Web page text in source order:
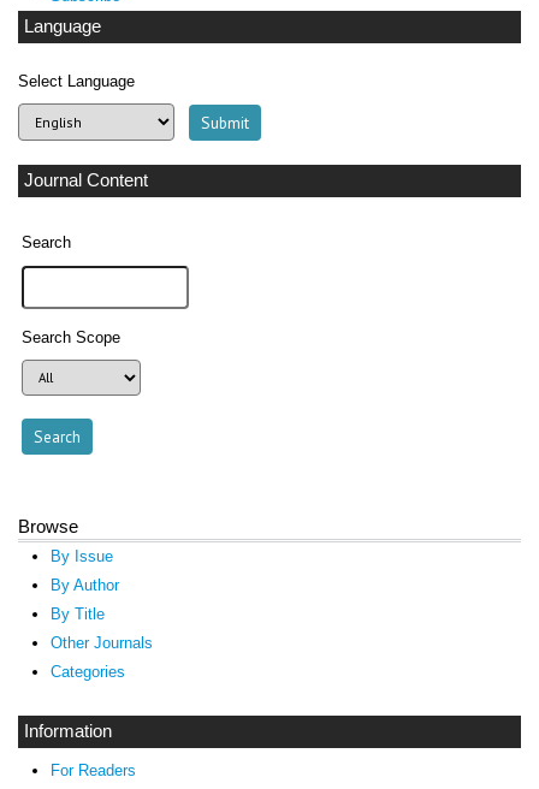
Language
Select Language
Journal Content
Search
Search Scope
Browse
By Issue
By Author
By Title
Other Journals
Categories
Information
For Readers